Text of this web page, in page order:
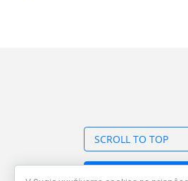
SCROLL TO TOP